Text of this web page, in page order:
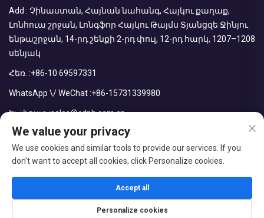
Add : Չինաստան, Հայնան նահանգ, Հայկու քաղաք,
Լոնհուա շրջան, Լոնգֆոր Հայկու Թայմս Տյանցզե Ջինյու
ենթաշրջան, 14-րդ շենքի 2-րդ փուլ, 12-րդ հարկ, 1207–1208
սենյակ
Հեռ. :+86-10 69597331
WhatsApp \/ WeChat :+86-15731339980
Էլ. փոստ :sales@cdph.com.cn
(Հայնան) Company Limited
Գաղտնիության քաղաքականություն
We value your privacy
We use cookies and similar tools to provide our services. If you
don't want to accept all cookies, click Personalize cookies.
Personalize cookies
Accept all